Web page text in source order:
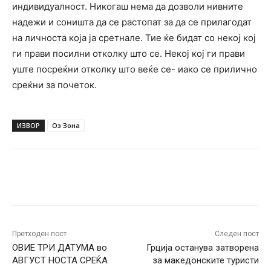
индивидуалност. Никогаш нема да дозволи нивните
надежи и соништа да се растопат за да се прилагодат
на личноста која ја сретнале. Тие ќе бидат со некој кој
ги прави посилни отколку што се. Некој кој ги прави
уште посреќни отколку што веќе се- иако се прилично
среќни за почеток.
ИЗВОР Оз Зона
Претходен пост
ОВИЕ ТРИ ДАТУМА во
АВГУСТ НОСТА СРЕЌА
Следен пост
Грција останува затворена
за македонските туристи